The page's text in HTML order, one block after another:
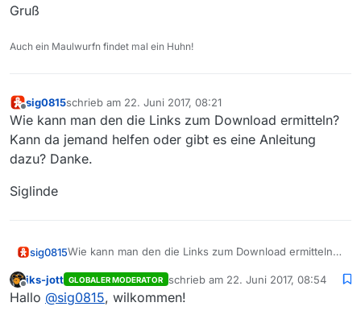
Gruß
Auch ein Maulwurfn findet mal ein Huhn!
Offline
sig0815schrieb am 22. Juni 2017, 08:21
zuletzt editiert von
Wie kann man den die Links zum Download ermitteln?
Kann da jemand helfen oder gibt es eine Anleitung
dazu? Danke.
Siglinde
sig0815Wie kann man den die Links zum Download ermitteln?
dazu? Danke.
Siglinde
Offline
iks-jott GLOBALER MODERATOR schrieb am 22. Juni 2017, 08:54
zuletzt editiert von
Hallo @sig0815, wilkommen!